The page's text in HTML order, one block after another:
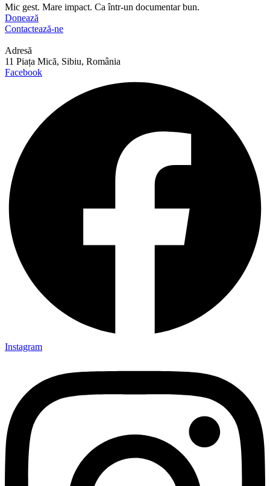
Mic gest. Mare impact. Ca într-un documentar bun.
Donează
Contactează-ne
Adresă
11 Piața Mică, Sibiu, România
Facebook
Instagram